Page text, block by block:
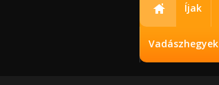
Íjak
Vadászhegyek